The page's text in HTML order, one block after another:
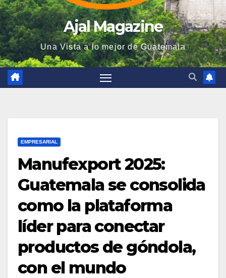
Ajal Magazine
Una Vista a lo mejor de Guatemala
EMPRESARIAL
Manufexport 2025:
Guatemala se consolida
como la plataforma
líder para conectar
productos de góndola,
con el mundo